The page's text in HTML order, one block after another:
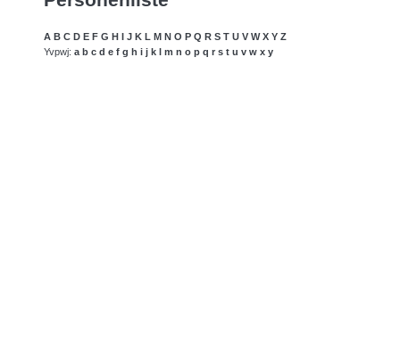
A B C D E F G H I J K L M N O P Q R S T U V W X Y Z
Yvpwj: a b c d e f g h i j k l m n o p q r s t u v w x y